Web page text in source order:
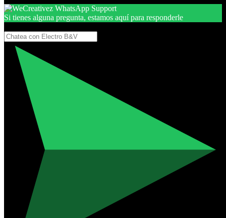
Si tienes alguna pregunta, estamos aquí para responderle